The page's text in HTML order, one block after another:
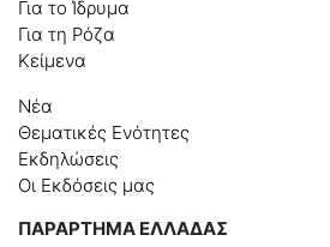
Για το Ίδρυμα
Για τη Ρόζα
Κείμενα
Νέα
Θεματικές Ενότητες
Εκδηλώσεις
Οι Εκδόσεις μας
ΠΑΡΑΡΤΗΜΑ ΕΛΛΑΔΑΣ